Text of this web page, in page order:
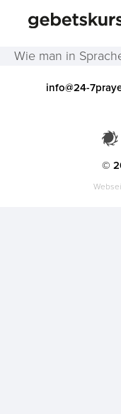
Wie man in
©
info@24-